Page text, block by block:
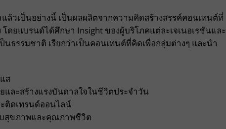
ล้วเป็นอย่างนี้ เป็นผลผลิตจากความคิดสร้างสรรค์คอนเทนต์ที่
ดยแบรนด์ได้ศึกษา Insight ของผู้บริโภคแต่ละเจเนอเรชันและ
ธรรมชาติ เรียกว่าเป็นคอนเทนต์ที่คิดเพื่อกลุ่มต่างๆ และนำ
ส
และสร้างแรงบันดาลใจในชีวิตประจำวัน
ติดเทรนด์ออนไลน์
สุขภาพและคุณภาพชีวิต